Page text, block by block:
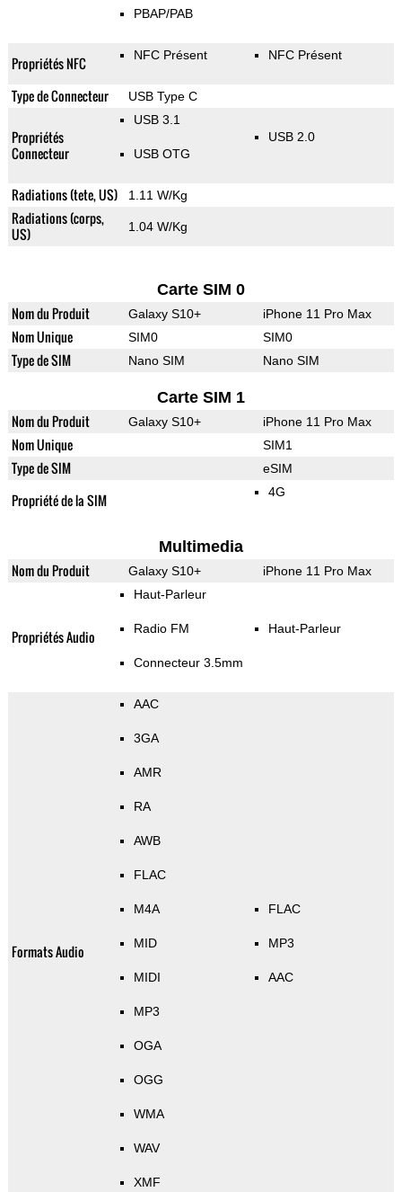
PBAP/PAB
Propriétés NFC NFC Présent NFC Présent
Type de Connecteur USB Type C
Propriétés
Connecteur
USB 3.1
USB OTG
USB 2.0
Radiations (tete, US) 1.11 W/Kg
Radiations (corps,
US)
1.04 W/Kg
Carte SIM 0
Nom du Produit Galaxy S10+ iPhone 11 Pro Max
Nom Unique SIM0 SIM0
Type de SIM Nano SIM Nano SIM
Carte SIM 1
Nom du Produit Galaxy S10+ iPhone 11 Pro Max
Nom Unique SIM1
Type de SIM eSIM
Propriété de la SIM 4G
Multimedia
Nom du Produit Galaxy S10+ iPhone 11 Pro Max
Propriétés Audio
Haut-Parleur
Radio FM
Connecteur 3.5mm
Haut-Parleur
Formats Audio
AAC
3GA
AMR
RA
AWB
FLAC
M4A
MID
MIDI
MP3
OGA
OGG
WMA
WAV
XMF
FLAC
MP3
AAC